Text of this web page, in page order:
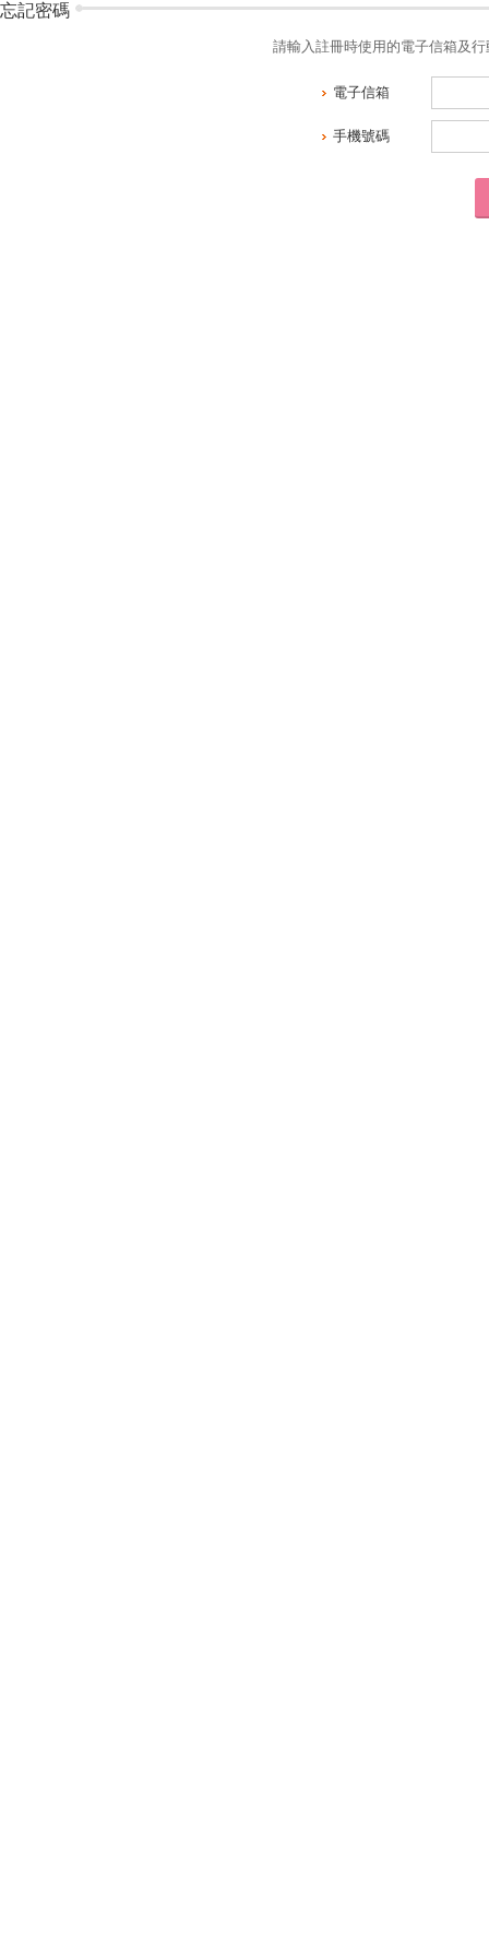
忘記密碼
請輸入註冊時使用的電子信箱及
電子信箱
手機號碼